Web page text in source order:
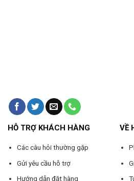
HỖ TRỢ KHÁCH HÀNG
Các câu hỏi thường gặp
Gửi yêu cầu hỗ trợ
Hướng dẫn đặt hàng
VỀ